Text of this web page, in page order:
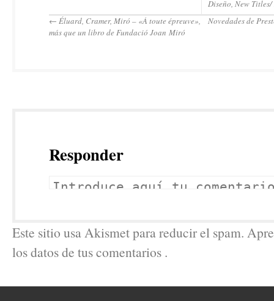
Diseño, New Titles/
← Éluard, Cramer, Miró – «À toute épreuve»,
más que un libro de Fundació Joan Miró
Novedades de
Responder
Este sitio usa Akismet para reducir el spam.
los datos de tus comentarios .